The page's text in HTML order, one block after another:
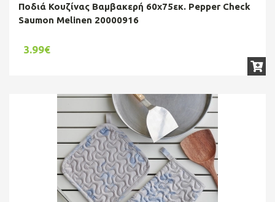
Ποδιά Κουζίνας Βαμβακερή 60x75εκ. Pepper Check
Saumon Melinen 20000916
3.99€